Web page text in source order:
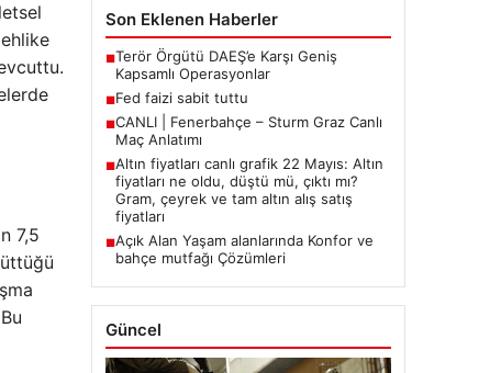
7,5
Son Eklenen Haberler
■Terör Örgütü DAEŞ’e Karşı Geniş
Kapsamlı Operasyonlar
■Fed faizi sabit tuttu
■CANLI | Fenerbahçe – Sturm Graz Canlı
Maç Anlatımı
■Altın fiyatları canlı grafik 22 Mayıs: Altın
fiyatları ne oldu, düştü mü, çıktı mı?
Gram, çeyrek ve tam altın alış satış
fiyatları
■Açık Alan Yaşam alanlarında Konfor ve
bahçe mutfağı Çözümleri
Güncel